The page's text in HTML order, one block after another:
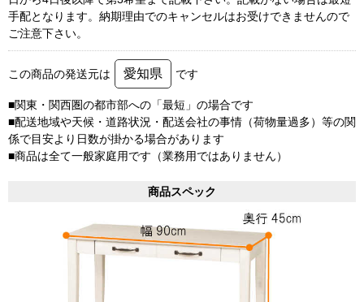
手配となります。納期理由でのキャンセルはお受けできませんので
ご注意下さい。
この商品の発送元は 愛知県 です
■関東・関西圏の都市部への「最短」の場合です
■配送地域や天候・道路状況・配送会社の事情（荷物量過多）等の関
係で目安より日数が掛かる場合があります
■商品は全て一般家庭用です（業務用ではありません）
商品スペック